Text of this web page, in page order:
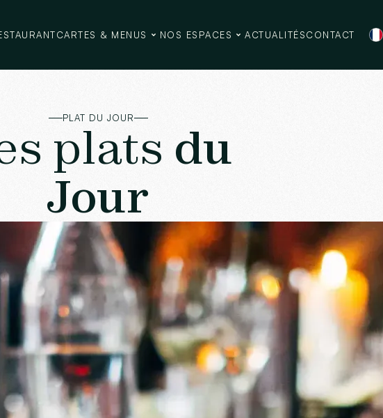
CARTES & MENUS NOS ESPACES ACTUALITÉSCONTACT
PLAT DU JOUR
plats du
Jour